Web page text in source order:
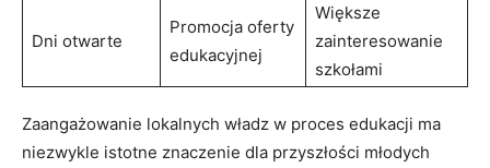
Dni otwarte
Promocja oferty
edukacyjnej
Większe
zainteresowanie
szkołami
Zaangażowanie lokalnych władz w proces edukacji ma
niezwykle istotne znaczenie dla przyszłości młodych